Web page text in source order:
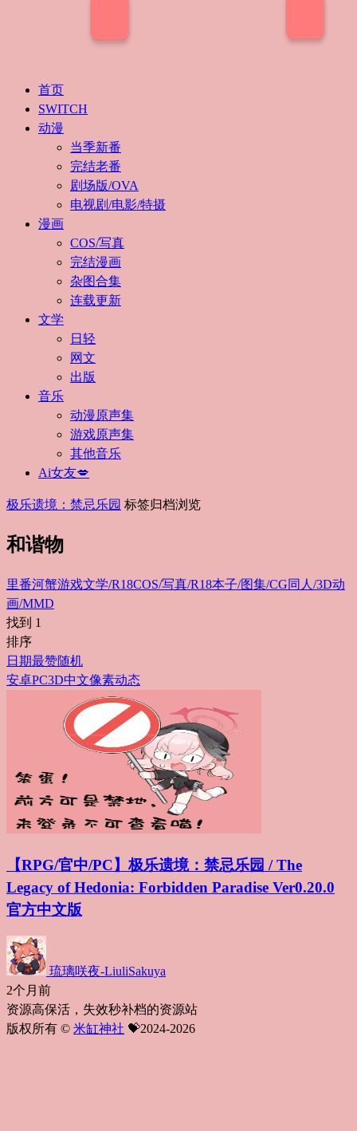
首页
SWITCH
动漫
当季新番
完结老番
剧场版/OVA
电视剧/电影/特摄
漫画
COS/写真
完结漫画
杂图合集
连载更新
文学
日轻
网文
出版
音乐
动漫原声集
游戏原声集
其他音乐
Ai女友💋
极乐遗境：禁忌乐园 标签归档浏览
和谐物
里番河蟹游戏文学/R18COS/写真/R18本子/图集/CG同人/3D动
画/MMD
找到 1
排序
日期最赞随机
安卓PC3D中文像素动态
【RPG/官中/PC】极乐遗境：禁忌乐园 / The
Legacy of Hedonia: Forbidden Paradise Ver0.20.0
官方中文版
琉璃咲夜-LiuliSakuya
2个月前
资源高保活，失效秒补档的资源站
版权所有 © 米缸神社 💝2024-2026